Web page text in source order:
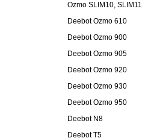
Ozmo SLIM10, SLIM11
Deebot Ozmo 610
Deebot Ozmo 900
Deebot Ozmo 905
Deebot Ozmo 920
Deebot Ozmo 930
Deebot Ozmo 950
Deebot N8
Deebot T5